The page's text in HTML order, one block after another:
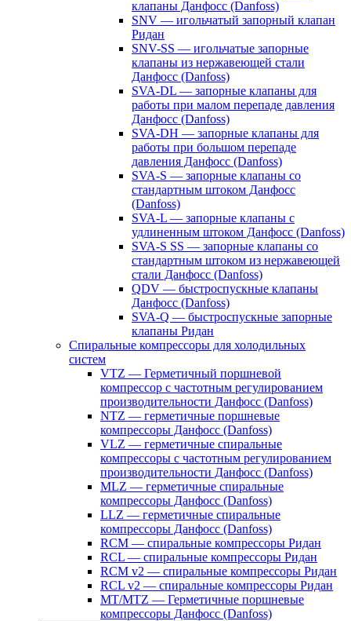
клапаны Данфосс (Danfoss)
SNV — игольчатый запорный клапан
Ридан
SNV-SS — игольчатые запорные
клапаны из нержавеющей стали
Данфосс (Danfoss)
SVA-DL — запорные клапаны для
работы при малом перепаде давления
Данфосс (Danfoss)
SVA-DH — запорные клапаны для
работы при большом перепаде
давления Данфосс (Danfoss)
SVA-S — запорные клапаны со
стандартным штоком Данфосс
(Danfoss)
SVA-L — запорные клапаны с
удлиненным штоком Данфосс (Danfoss)
SVA-S SS — запорные клапаны со
стандартным штоком из нержавеющей
стали Данфосс (Danfoss)
QDV — быстроспускные клапаны
Данфосс (Danfoss)
SVA-Q — быстроспускные запорные
клапаны Ридан
Спиральные компрессоры для холодильных
систем
VTZ — Герметичный поршневой
компрессор с частотным регулированием
производительности Данфосс (Danfoss)
NTZ — герметичные поршневые
компрессоры Данфосс (Danfoss)
VLZ — герметичные спиральные
компрессоры с частотным регулированием
производительности Данфосс (Danfoss)
MLZ — герметичные спиральные
компрессоры Данфосс (Danfoss)
LLZ — герметичные спиральные
компрессоры Данфосс (Danfoss)
RCM — спиральные компрессоры Ридан
RCL — спиральные компрессоры Ридан
RCM v2 — спиральные компрессоры Ридан
RCL v2 — спиральные компрессоры Ридан
MT/MTZ — Герметичные поршневые
компрессоры Данфосс (Danfoss)